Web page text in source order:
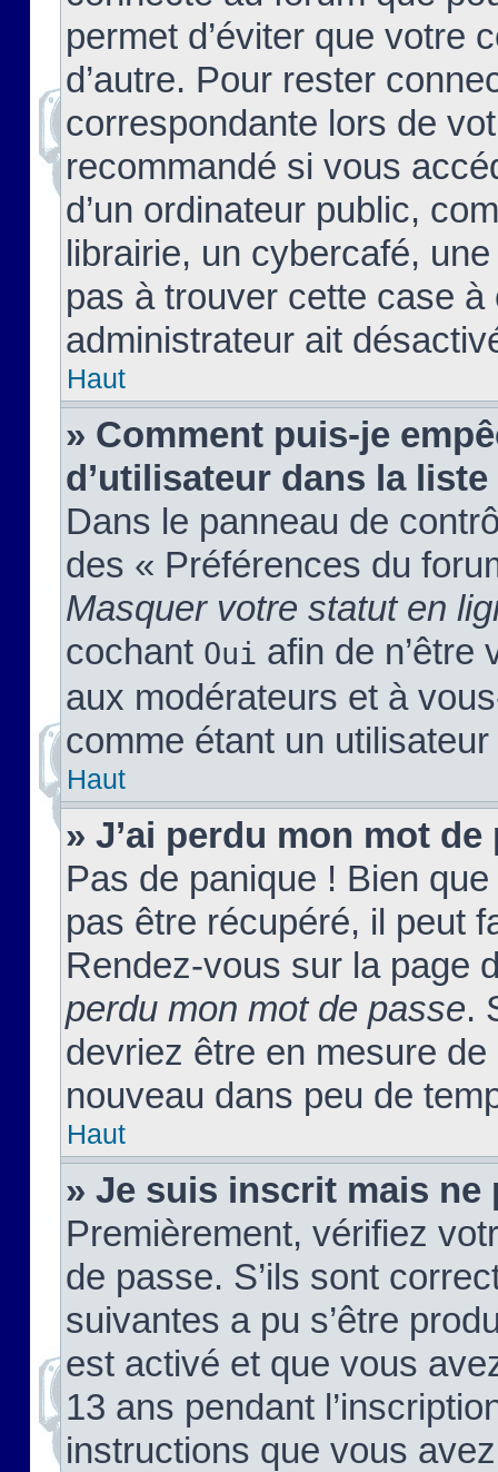
permet d’éviter que votre
d’autre. Pour rester
correspondante lors de
recommandé si vous
d’un ordinateur public,
librairie, un cybercafé,
pas à trouver cette case à
administrateur ait
Haut
» Comment puis-je
d’utilisateur dans la
Dans le panneau de
des « Préférences du
Masquer votre statut en
cochant Oui afin de n’être
aux modérateurs et à
comme étant un
Haut
» J’ai perdu mon mot de
Pas de panique ! Bien
pas être récupéré, il peut
Rendez-vous sur la page
perdu mon mot de passe.
devriez être en mesure
nouveau dans peu de
Haut
» Je suis inscrit mais ne
Premièrement, vérifiez
de passe. S’ils sont
suivantes a pu s’être
est activé et que vous
13 ans pendant
instructions que vous